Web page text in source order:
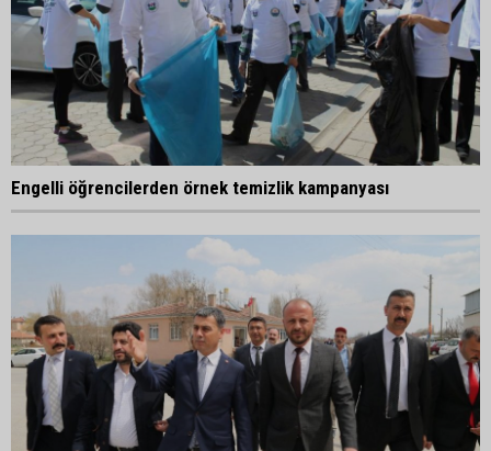
Engelli öğrencilerden örnek temizlik kampanyası